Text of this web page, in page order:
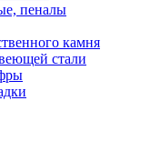
пеналы
камня
стали